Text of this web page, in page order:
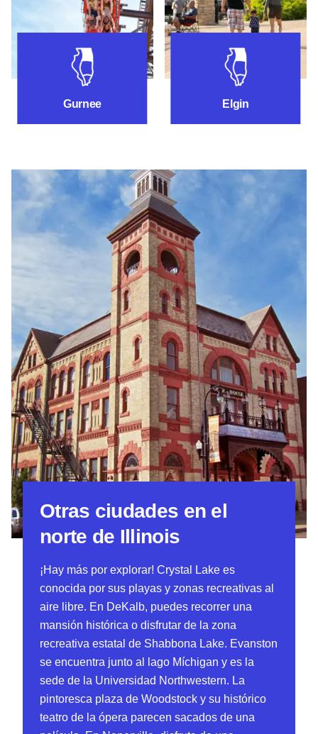
Gurnee
Actividades cerca de Gurnee
Elgin
Otras ciudades en el
norte de Illinois
¡Hay más por explorar! Crystal Lake es
conocida por sus playas y zonas recreativas al
aire libre. En DeKalb, puedes recorrer una
mansión histórica o disfrutar de la zona
recreativa estatal de Shabbona Lake. Evanston
se encuentra junto al lago Míchigan y es la
sede de la Universidad Northwestern. La
pintoresca plaza de Woodstock y su histórico
teatro de la ópera parecen sacados de una